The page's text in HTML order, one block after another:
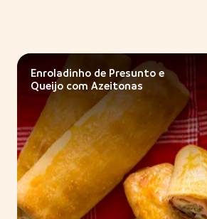
Enroladinho de Presunto e
Queijo com Azeitonas